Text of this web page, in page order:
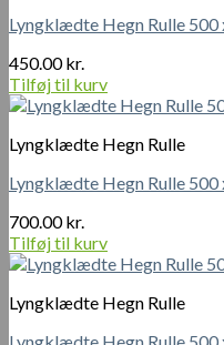
Lyngklædte Hegn Rulle 500
450.00kr.
Tilføj til kurv
Lyngklædte Hegn Rulle
Lyngklædte Hegn Rulle 500
700.00kr.
Tilføj til kurv
Lyngklædte Hegn Rulle